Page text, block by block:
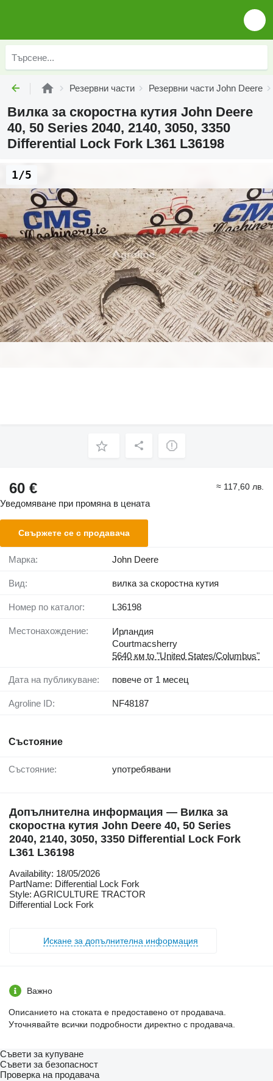
Резервни части Резервни части John Deere
Вилка за скоростна кутия John Deere
40, 50 Series 2040, 2140, 3050, 3350
Differential Lock Fork L361 L36198
1/5
60 € ≈ 117,60 лв.
Уведомяване при промяна в цената
Свържете се с продавача
Марка: John Deere
Вид: вилка за скоростна кутия
Номер по каталог: L36198
Местонахождение:
Ирландия
Courtmacsherry
5640 км to "United States/Columbus"
Дата на публикуване: повече от 1 месец
Agroline ID: NF48187
Състояние
Състояние: употребявани
Допълнителна информация — Вилка за
скоростна кутия John Deere 40, 50 Series
2040, 2140, 3050, 3350 Differential Lock Fork
L361 L36198
Availability: 18/05/2026
PartName: Differential Lock Fork
Style: AGRICULTURE TRACTOR
Differential Lock Fork
Искане за допълнителна информация
Важно
Описанието на стоката е предоставено от продавача.
Уточнявайте всички подробности директно с продавача.
Съвети за купуване
Съвети за безопасност
Проверка на продавача